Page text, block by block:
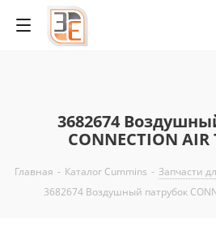
3682674
CONNECTION AIR
Главная - Каталог Cummins - Запчасти
3682674 Воздушный патрубок